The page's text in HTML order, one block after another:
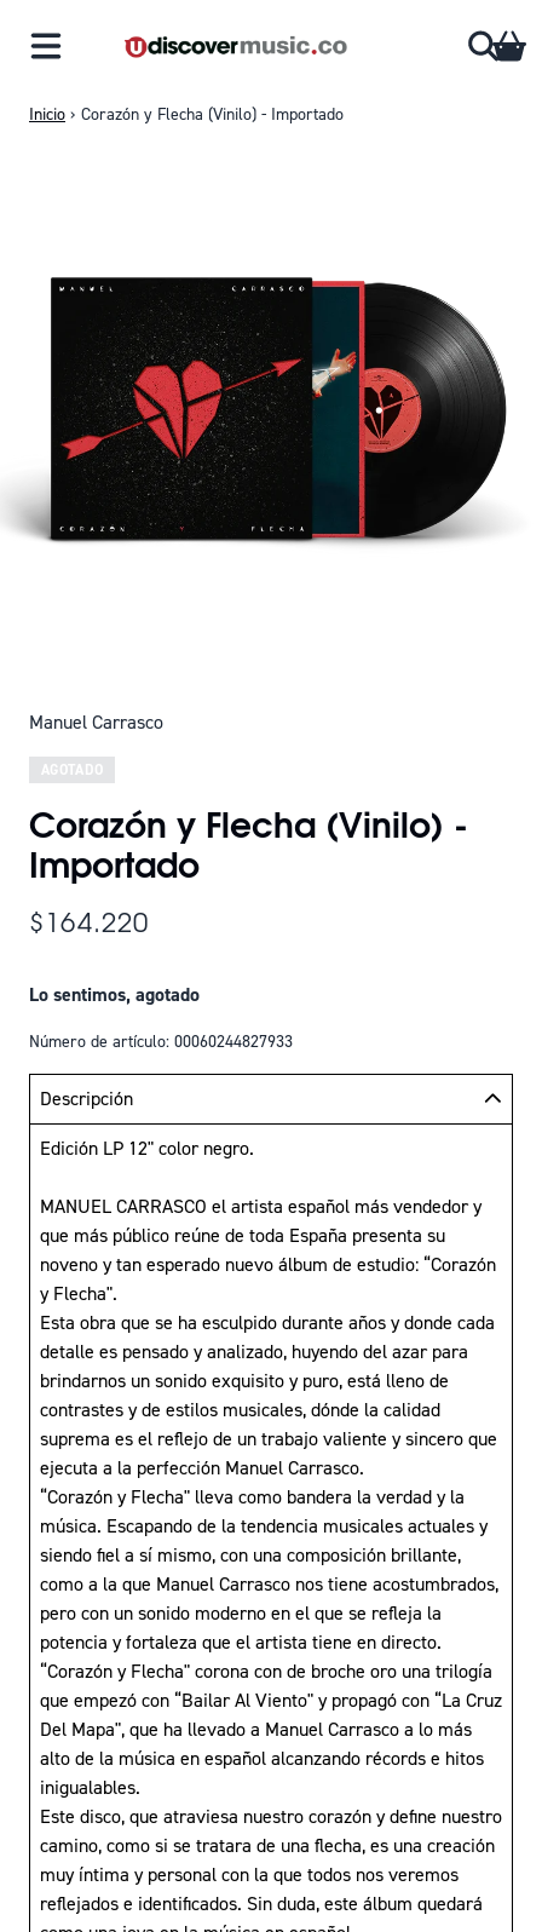
Inicio › Corazón y Flecha (Vinilo) - Importado
Manuel Carrasco
AGOTADO
Corazón y Flecha (Vinilo) -
Importado
$164.220
Lo sentimos, agotado
Número de artículo: 00060244827933
Descripción
Edición LP 12" color negro.
MANUEL CARRASCO el artista español más vendedor y
que más público reúne de toda España presenta su
noveno y tan esperado nuevo álbum de estudio: “Corazón
y Flecha".
Esta obra que se ha esculpido durante años y donde cada
detalle es pensado y analizado, huyendo del azar para
brindarnos un sonido exquisito y puro, está lleno de
contrastes y de estilos musicales, dónde la calidad
suprema es el reflejo de un trabajo valiente y sincero que
ejecuta a la perfección Manuel Carrasco.
“Corazón y Flecha" lleva como bandera la verdad y la
música. Escapando de la tendencia musicales actuales y
siendo fiel a sí mismo, con una composición brillante,
como a la que Manuel Carrasco nos tiene acostumbrados,
pero con un sonido moderno en el que se refleja la
potencia y fortaleza que el artista tiene en directo.
“Corazón y Flecha" corona con de broche oro una trilogía
que empezó con “Bailar Al Viento" y propagó con “La Cruz
Del Mapa", que ha llevado a Manuel Carrasco a lo más
alto de la música en español alcanzando récords e hitos
inigualables.
Este disco, que atraviesa nuestro corazón y define nuestro
camino, como si se tratara de una flecha, es una creación
muy íntima y personal con la que todos nos veremos
reflejados e identificados. Sin duda, este álbum quedará